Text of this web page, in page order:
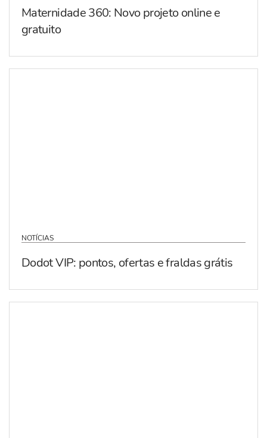
Maternidade 360: Novo projeto online e
gratuito
NOTÍCIAS
Dodot VIP: pontos, ofertas e fraldas grátis